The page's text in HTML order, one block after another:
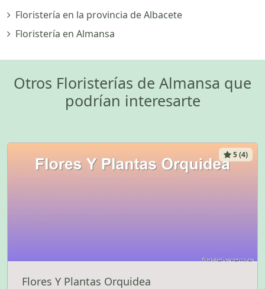
Floristería en la provincia de Albacete
Floristería en Almansa
Otros Floristerías de Almansa que
podrían interesarte
5 (4)
Flores Y Plantas Orquidea